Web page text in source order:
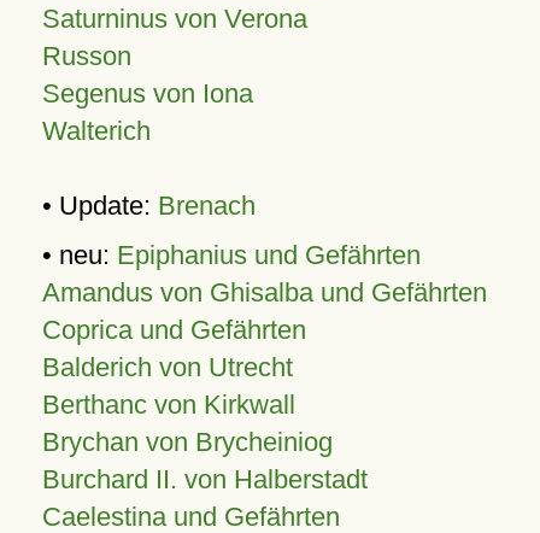
Saturninus von Verona
Russon
Segenus von Iona
Walterich
• Update: Brenach
• neu: Epiphanius und Gefährten
Amandus von Ghisalba und Gefährten
Coprica und Gefährten
Balderich von Utrecht
Berthanc von Kirkwall
Brychan von Brycheiniog
Burchard II. von Halberstadt
Caelestina und Gefährten